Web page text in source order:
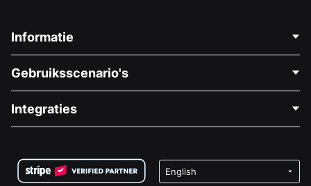
Informatie
Over Ons
Vacatures
Privacy
Gebruiksscenario's
Medische Fondsenwerving
Goede Doelen Fondsenwerving
Integraties
Wix Donatie Plugin